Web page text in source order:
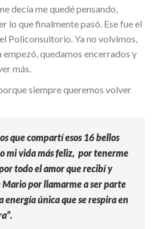
decía me quedé pensando,
lo que finalmente pasó. Ese fue el
Policonsultorio. Ya no volvimos,
empezó, quedamos encerrados y
más.
siempre queremos volver
que compartí esos 16 bellos
mi vida más feliz, por tenerme
todo el amor que recibí y
Mario por llamarme a ser parte
energía única que se respira en